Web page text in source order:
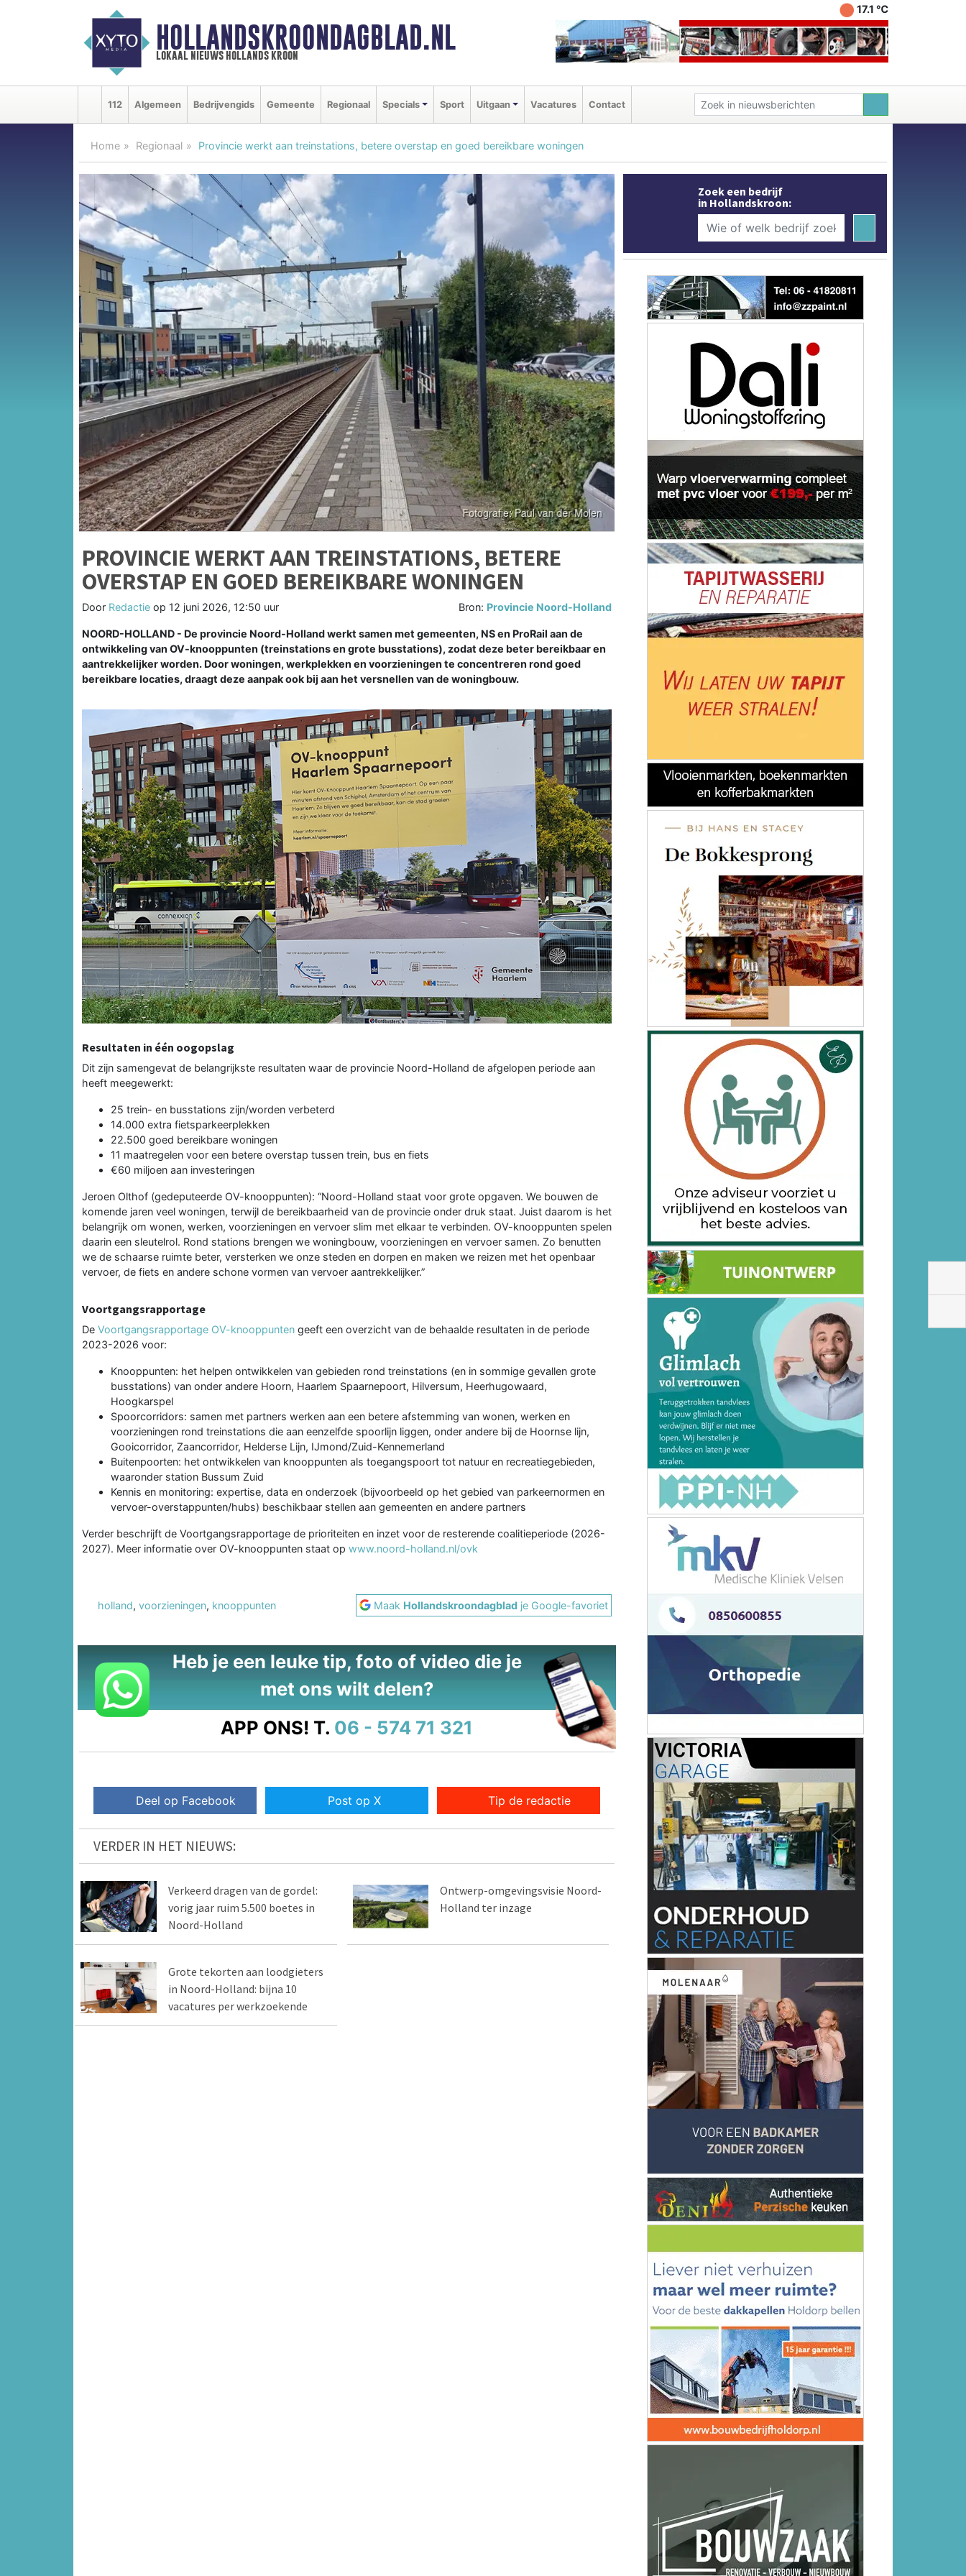
HOLLANDSKROONDAGBLAD.NL
lokaal nieuws hollands kroon
17.1 ℃
112 Algemeen Bedrijvengids Gemeente Regionaal Specials Sport Uitgaan Vacatures Contact
Home Regionaal Provincie werkt aan treinstations, betere overstap en goed bereikbare woningen
PROVINCIE WERKT AAN TREINSTATIONS, BETERE
OVERSTAP EN GOED BEREIKBARE WONINGEN
Door Redactie op 12 juni 2026, 12:50 uur Bron: Provincie Noord-Holland
NOORD-HOLLAND - De provincie Noord-Holland werkt samen met gemeenten, NS en ProRail aan de
ontwikkeling van OV-knooppunten (treinstations en grote busstations), zodat deze beter bereikbaar en
aantrekkelijker worden. Door woningen, werkplekken en voorzieningen te concentreren rond goed
bereikbare locaties, draagt deze aanpak ook bij aan het versnellen van de woningbouw.
Resultaten in één oogopslag
Dit zijn samengevat de belangrijkste resultaten waar de provincie Noord-Holland de afgelopen periode aan
heeft meegewerkt:
25 trein- en busstations zijn/worden verbeterd
14.000 extra fietsparkeerplekken
22.500 goed bereikbare woningen
11 maatregelen voor een betere overstap tussen trein, bus en fiets
€60 miljoen aan investeringen
Jeroen Olthof (gedeputeerde OV-knooppunten): “Noord-Holland staat voor grote opgaven. We bouwen de
komende jaren veel woningen, terwijl de bereikbaarheid van de provincie onder druk staat. Juist daarom is het
belangrijk om wonen, werken, voorzieningen en vervoer slim met elkaar te verbinden. OV-knooppunten spelen
daarin een sleutelrol. Rond stations brengen we woningbouw, voorzieningen en vervoer samen. Zo benutten
we de schaarse ruimte beter, versterken we onze steden en dorpen en maken we reizen met het openbaar
vervoer, de fiets en andere schone vormen van vervoer aantrekkelijker.”
Voortgangsrapportage
De Voortgangsrapportage OV-knooppunten geeft een overzicht van de behaalde resultaten in de periode
2023-2026 voor:
Knooppunten: het helpen ontwikkelen van gebieden rond treinstations (en in sommige gevallen grote
busstations) van onder andere Hoorn, Haarlem Spaarnepoort, Hilversum, Heerhugowaard,
Hoogkarspel
Spoorcorridors: samen met partners werken aan een betere afstemming van wonen, werken en
voorzieningen rond treinstations die aan eenzelfde spoorlijn liggen, onder andere bij de Hoornse lijn,
Gooicorridor, Zaancorridor, Helderse Lijn, IJmond/Zuid-Kennemerland
Buitenpoorten: het ontwikkelen van knooppunten als toegangspoort tot natuur en recreatiegebieden,
waaronder station Bussum Zuid
Kennis en monitoring: expertise, data en onderzoek (bijvoorbeeld op het gebied van parkeernormen en
vervoer-overstappunten/hubs) beschikbaar stellen aan gemeenten en andere partners
Verder beschrijft de Voortgangsrapportage de prioriteiten en inzet voor de resterende coalitieperiode (2026-
2027). Meer informatie over OV-knooppunten staat op www.noord-holland.nl/ovk
holland, voorzieningen, knooppunten Maak Hollandskroondagblad je Google-favoriet
Heb je een leuke tip, foto of video die je
met ons wilt delen?
APP ONS! T. 06 - 574 71 321
Deel op Facebook Post op X Tip de redactie
VERDER IN HET NIEUWS:
Verkeerd dragen van de gordel:
vorig jaar ruim 5.500 boetes in
Noord-Holland
Ontwerp-omgevingsvisie Noord-
Holland ter inzage
Grote tekorten aan loodgieters
in Noord-Holland: bijna 10
vacatures per werkzoekende
Zoek een bedrijf
in Hollandskroon: